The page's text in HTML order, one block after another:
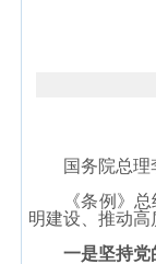
国务院总
《条例》
明建设、推动
一是坚持党